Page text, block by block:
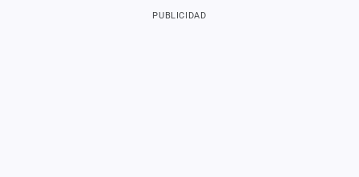
PUBLICIDAD